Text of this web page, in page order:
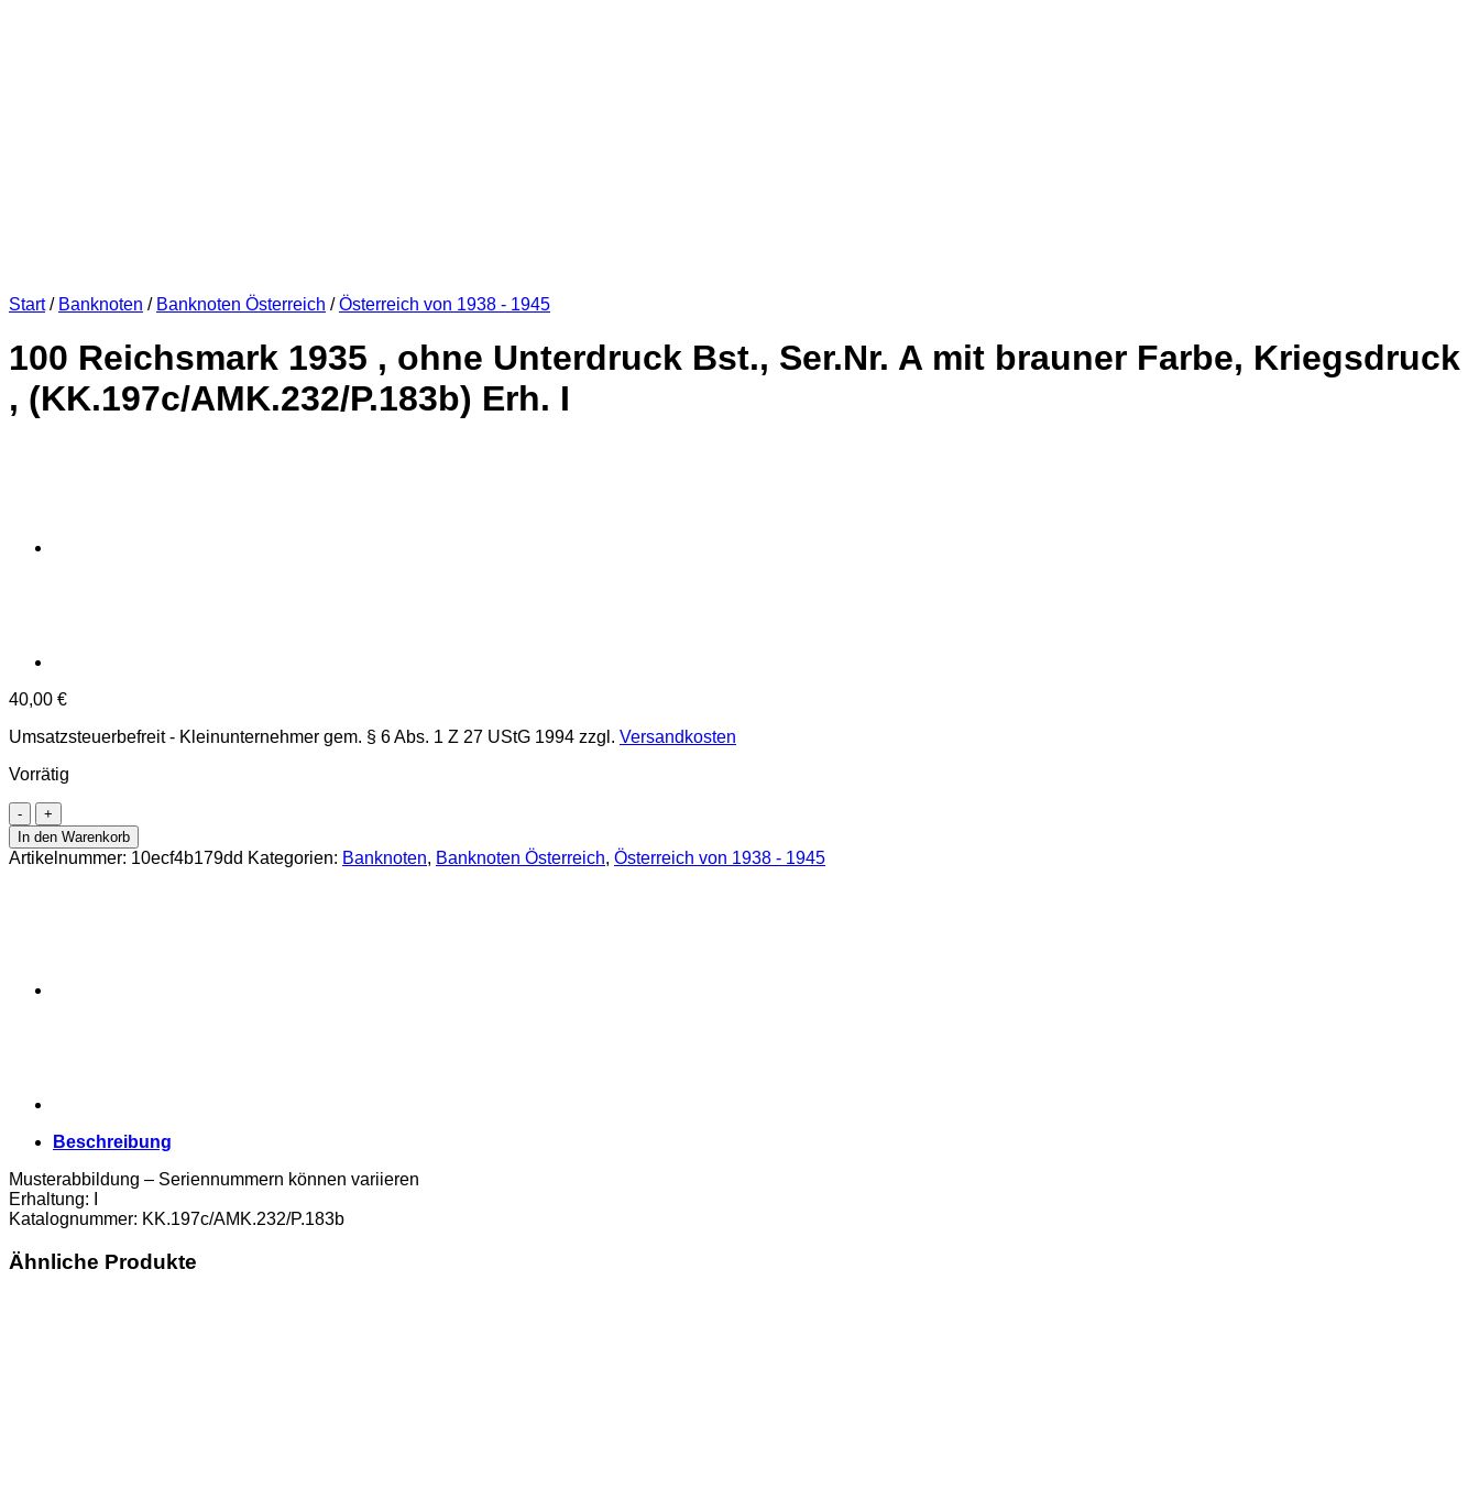
Start / Banknoten / Banknoten Österreich / Österreich von 1938 - 1945
100 Reichsmark 1935 , ohne Unterdruck Bst., Ser.Nr. A mit brauner Farbe, Kriegsdruck
, (KK.197c/AMK.232/P.183b) Erh. I
40,00 €
Umsatzsteuerbefreit - Kleinunternehmer gem. § 6 Abs. 1 Z 27 UStG 1994 zzgl. Versandkosten
Vorrätig
100
Reichsmark
1935
,
mit
Erh.
Menge
In den Warenkorb
Artikelnummer: 10ecf4b179dd Kategorien: Banknoten, Banknoten Österreich, Österreich von 1938 - 1945
Beschreibung
Musterabbildung – Seriennummern können variieren
Erhaltung: I
Katalognummer: KK.197c/AMK.232/P.183b
Ähnliche Produkte